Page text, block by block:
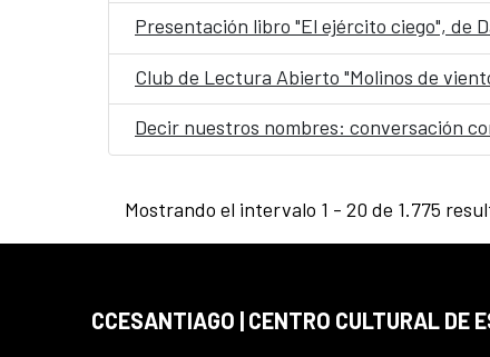
Presentación libro "El ejército ciego", de
Club de Lectura Abierto "Molinos de
Decir nuestros nombres: conversación
Mostrando el intervalo 1 - 20 de 1.775
CCESANTIAGO | CENTRO CULTURAL DE